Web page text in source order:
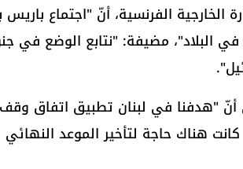
الخارجية الفرنسية، أنّ "اجتماع
البلاد"، مضيفة: "نتابع الوضع في
"هدفنا في لبنان تطبيق اتفاق وقف
كانت هناك حاجة لتأخير الموعد